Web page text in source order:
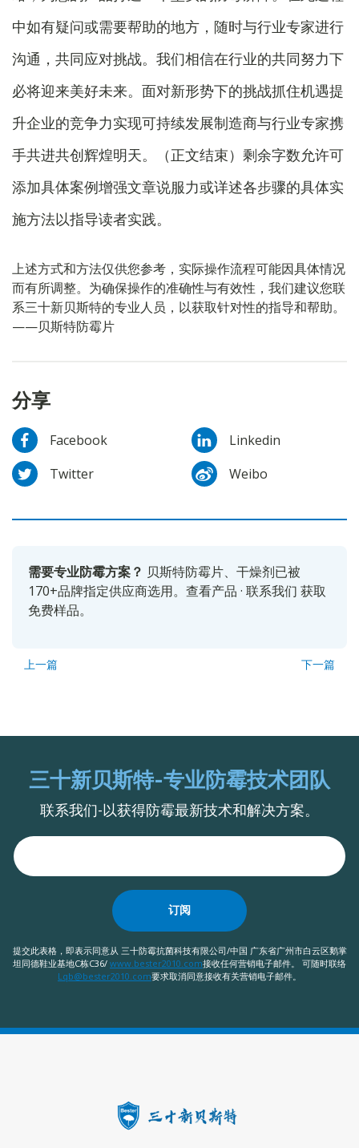
中如有疑问或需要帮助的地方，随时与行业专家进行
沟通，共同应对挑战。我们相信在行业的共同努力下
必将迎来美好未来。面对新形势下的挑战抓住机遇提
升企业的竞争力实现可持续发展制造商与行业专家携
手共进共创辉煌明天。（正文结束）剩余字数允许可
添加具体案例增强文章说服力或详述各步骤的具体实
施方法以指导读者实践。
上述方式和方法仅供您参考，实际操作流程可能因具体情况
而有所调整。为确保操作的准确性与有效性，我们建议您联
系三十新贝斯特的专业人员，以获取针对性的指导和帮助。
——贝斯特防霉片
分享
Facebook
Linkedin
Twitter
Weibo
需要专业防霉方案？ 贝斯特防霉片、干燥剂已被
170+品牌指定供应商选用。 查看产品 · 联系我们 获取
免费样品。
上一篇 下一篇
三十新贝斯特-专业防霉技术团队
联系我们-以获得防霉最新技术和解决方案。
订阅
提交此表格，即表示同意从 三十防霉抗菌科技有限公司/中国 广东省广州市白云区鹅掌
坦同德鞋业基地C栋C36/ www.bester2010.com接收任何营销电子邮件。 可随时联络
Lqb@bester2010.com要求取消同意接收有关营销电子邮件。